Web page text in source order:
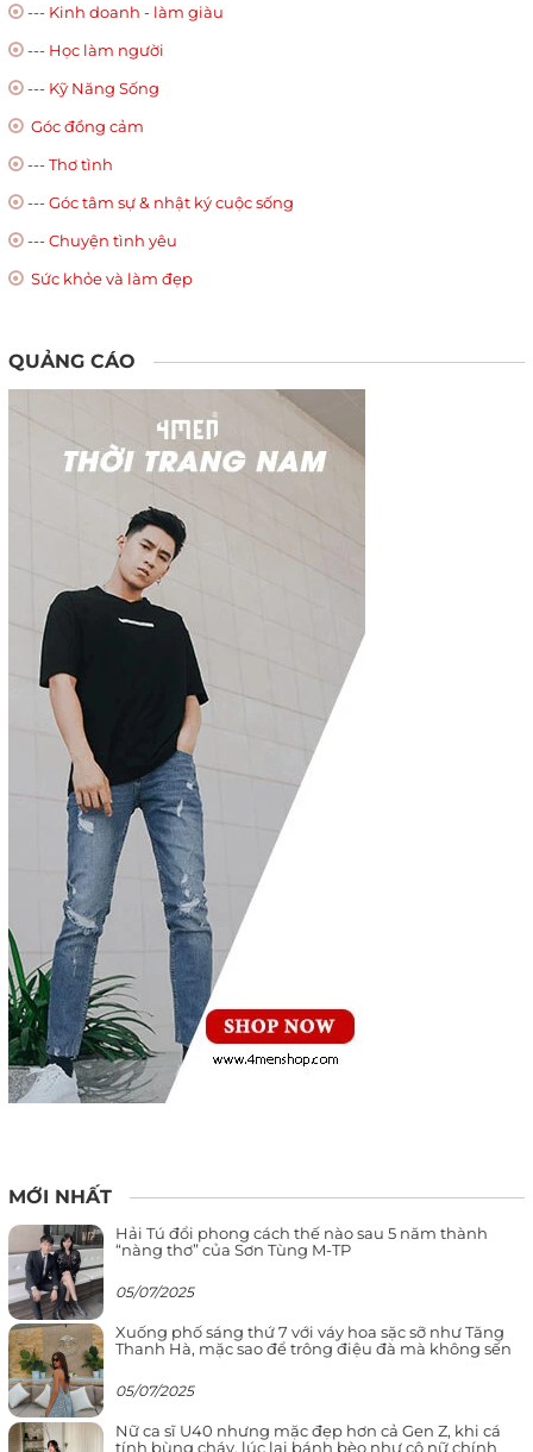
--- Kinh doanh - làm giàu
--- Học làm người
--- Kỹ Năng Sống
Góc đồng cảm
--- Thơ tình
--- Góc tâm sự & nhật ký cuộc sống
--- Chuyện tình yêu
Sức khỏe và làm đẹp
QUẢNG CÁO
MỚI NHẤT
Hải Tú đổi phong cách thế nào sau 5 năm thành
“nàng thơ” của Sơn Tùng M-TP
05/07/2025
Xuống phố sáng thứ 7 với váy hoa sặc sỡ như Tăng
Thanh Hà, mặc sao để trông điệu đà mà không sến
05/07/2025
Nữ ca sĩ U40 nhưng mặc đẹp hơn cả Gen Z, khi cá
tính bùng cháy, lúc lại bánh bèo như cô nữ chính